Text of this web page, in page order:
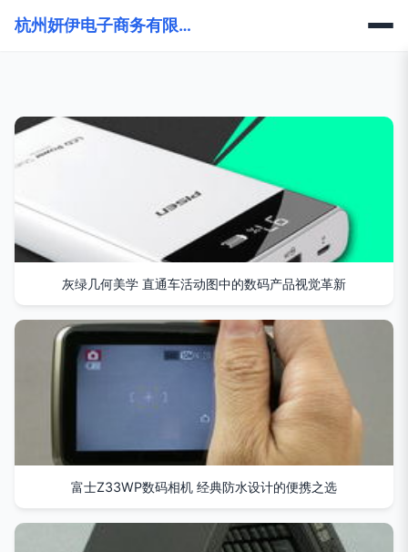
杭州妍伊电子商务有限公司
灰绿几何美学 直通车活动图中的数码产品视觉革新
富士Z33WP数码相机 经典防水设计的便携之选